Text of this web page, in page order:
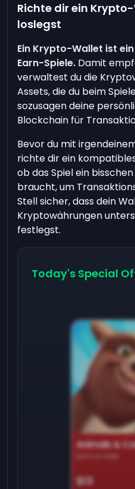
Richte dir ein
loslegst
Ein Krypto-Wallet ist
Earn-Spiele. Damit
verwaltest du die
Assets, die du beim
sozusagen deine
Blockchain für
Bevor du mit
richte dir ein
ob das Spiel ein
braucht, um
Stell sicher, dass dein
Kryptowährungen
festlegst.
Today's Special
Animals &
Earn on side
$13